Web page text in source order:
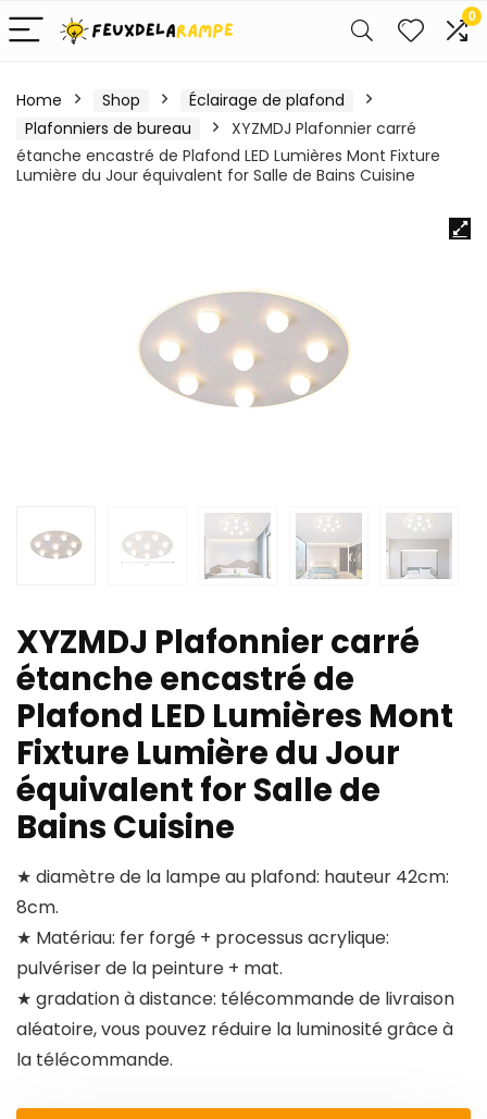
0
Home Shop
Éclairage de plafond
Plafonniers de bureau
XYZMDJ Plafonnier carré
étanche encastré de Plafond LED Lumières Mont Fixture
Lumière du Jour équivalent for Salle de Bains Cuisine
XYZMDJ Plafonnier carré
étanche encastré de
Plafond LED Lumières Mont
Fixture Lumière du Jour
équivalent for Salle de
Bains Cuisine
★ diamètre de la lampe au plafond: hauteur 42cm:
8cm.
★ Matériau: fer forgé + processus acrylique:
pulvériser de la peinture + mat.
★ gradation à distance: télécommande de livraison
aléatoire, vous pouvez réduire la luminosité grâce à
la télécommande.